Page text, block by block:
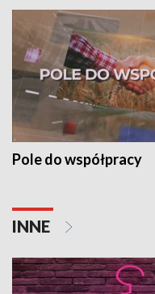
Pole do współpracy
INNE